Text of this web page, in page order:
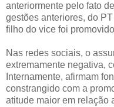
anteriormente pelo fato
gestões anteriores, do
filho do vice foi
Nas redes sociais, o
extremamente negativa,
Internamente, afirmam
constrangido com a
atitude maior em relação